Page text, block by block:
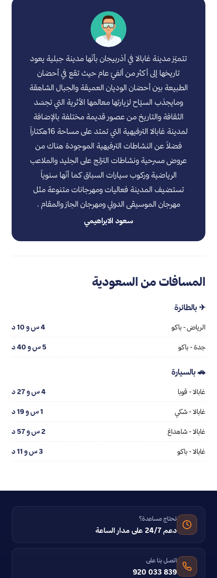
تتميّز مدينة غابالا في أذربيجان بأنّها مدينة جبلية يعود
تاريخها إلى أكثر من ألفيّ عام حيث تقع في أحضان
الطبيعة بين أحضان الوديان العميقة والجبال الشاهقة
ومايجذب السيّاح لزيارتها معالمها الأثرية التي تجسّد
الثقافة والتاريخ من عصور قديمة مختلفة بالإضافة
لمدينة غابالا الترفيهية التي تمتد على مساحة 16هكتاراً
فضلاً عن النشاطات الترفيهية الموجودة هناك من
عروض مسرحية ونشاطات التزلج على الجليد والملاعب
الرياضية وركوب سيارات السباق كما أنّها سنوياً
تستضيف المدينة فعاليات ومهرجانات متنوعة مثل
مهرجان الموسيقى الدولي ومهرجان الجاز والمقام .
سعود الابراهيمي
المسافات من السعودية
✈ بالطائرة
الرياض - باكو 4 س و 10 د
جدة - باكو 5 س و 40 د
🚗 بالسيارة
غابالا - قوبا 4 س و 27 د
غابالا - شكي 1 س و 19 د
غابالا - شاهداغ 2 س و 57 د
غابالا - باكو 3 س و 11 د
تحتاج مساعدة؟
دعم 24/7 على مدار الساعة
اتصل بنا على
920 033 839